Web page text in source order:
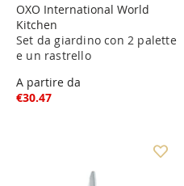
OXO International World
Kitchen
Set da giardino con 2 palette
e un rastrello
A partire da
€30.47